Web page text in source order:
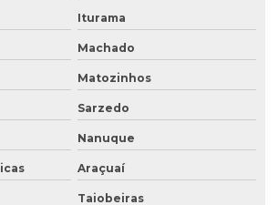
de passivo ambiental
de água
de efluentes
Iturama
Machado
Matozinhos
Sarzedo
Nanuque
Araçuaí
Taiobeiras